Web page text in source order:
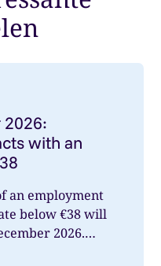
2026:
with an
an employment
below €38 will
2026.